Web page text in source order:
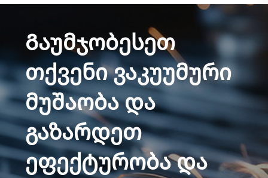
Გაუმჯობესეთ
თქვენი ვაკუუმური
მუშაობა და
გაზარდეთ
ეფექტურობა და